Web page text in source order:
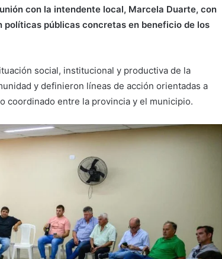
con la intendente local, Marcela Duarte, con
públicas concretas en beneficio de los
social, institucional y productiva de la
y definieron líneas de acción orientadas a
coordinado entre la provincia y el municipio.